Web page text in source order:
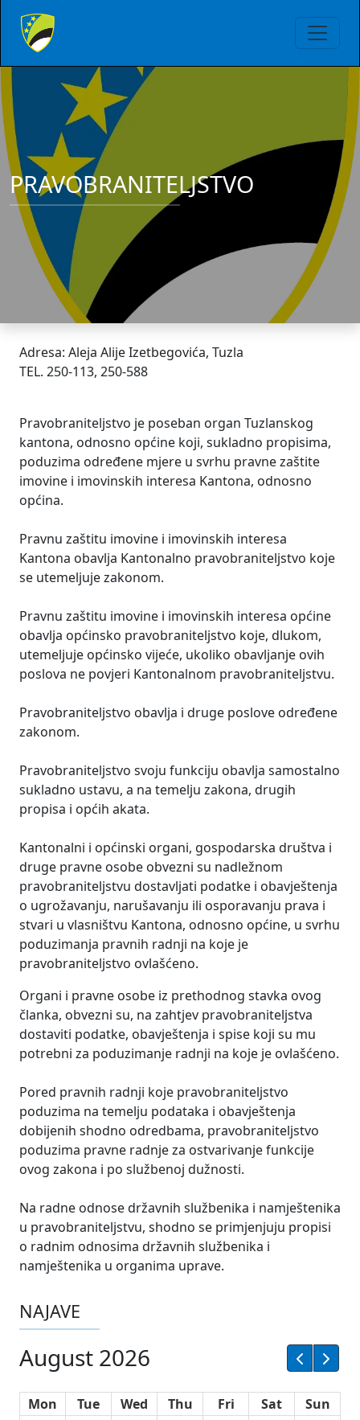
PRAVOBRANITELJSTVO
Adresa: Aleja Alije Izetbegovića, Tuzla
TEL. 250-113, 250-588
Pravobraniteljstvo je poseban organ Tuzlanskog
kantona, odnosno općine koji, sukladno propisima,
poduzima određene mjere u svrhu pravne zaštite
imovine i imovinskih interesa Kantona, odnosno
općina.
Pravnu zaštitu imovine i imovinskih interesa
Kantona obavlja Kantonalno pravobraniteljstvo koje
se utemeljuje zakonom.
Pravnu zaštitu imovine i imovinskih interesa općine
obavlja općinsko pravobraniteljstvo koje, dlukom,
utemeljuje općinsko vijeće, ukoliko obavljanje ovih
poslova ne povjeri Kantonalnom pravobraniteljstvu.
Pravobraniteljstvo obavlja i druge poslove određene
zakonom.
Pravobraniteljstvo svoju funkciju obavlja samostalno
sukladno ustavu, a na temelju zakona, drugih
propisa i općih akata.
Kantonalni i općinski organi, gospodarska društva i
druge pravne osobe obvezni su nadležnom
pravobraniteljstvu dostavljati podatke i obavještenja
o ugrožavanju, narušavanju ili osporavanju prava i
stvari u vlasništvu Kantona, odnosno općine, u svrhu
poduzimanja pravnih radnji na koje je
pravobraniteljstvo ovlašćeno.
Organi i pravne osobe iz prethodnog stavka ovog
članka, obvezni su, na zahtjev pravobraniteljstva
dostaviti podatke, obavještenja i spise koji su mu
potrebni za poduzimanje radnji na koje je ovlašćeno.
Pored pravnih radnji koje pravobraniteljstvo
poduzima na temelju podataka i obavještenja
dobijenih shodno odredbama, pravobraniteljstvo
poduzima pravne radnje za ostvarivanje funkcije
ovog zakona i po službenoj dužnosti.
Na radne odnose državnih službenika i namještenika
u pravobraniteljstvu, shodno se primjenjuju propisi
o radnim odnosima državnih službenika i
namještenika u organima uprave.
NAJAVE
August 2026
Mon Tue Wed Thu Fri Sat
Sun